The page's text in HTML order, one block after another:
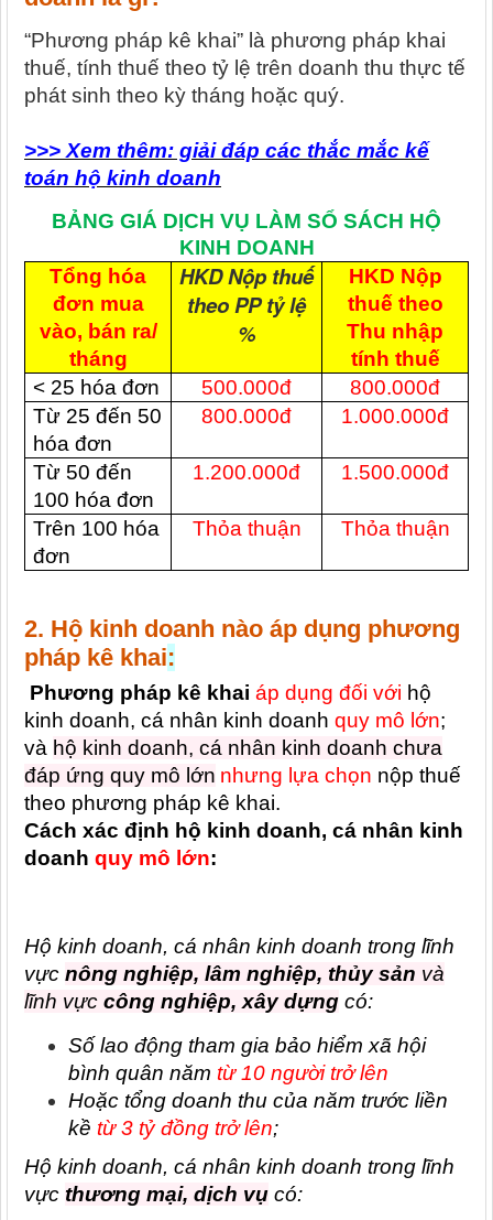
“Phương pháp kê khai” là phương pháp khai
thuế, tính thuế theo tỷ lệ trên doanh thu thực tế
phát sinh theo kỳ tháng hoặc quý.
>>> Xem thêm: giải đáp các thắc mắc kế
toán hộ kinh doanh
BẢNG GIÁ DỊCH VỤ LÀM SỔ SÁCH HỘ
KINH DOANH
Tổng hóa
đơn mua
vào, bán ra/
tháng
HKD Nộp thuế
theo PP tỷ lệ
%
HKD Nộp
thuế theo
Thu nhập
tính thuế
< 25 hóa đơn
500.000đ
800.000đ
Từ 25 đến 50
hóa đơn
800.000đ 1.000.000đ
Từ 50 đến
100 hóa đơn
1.200.000đ 1.500.000đ
Trên 100 hóa
đơn
Thỏa thuận Thỏa thuận
2. Hộ kinh doanh nào áp dụng phương
pháp kê khai:
Phương pháp kê khai áp dụng đối với hộ
kinh doanh, cá nhân kinh doanh quy mô lớn;
và hộ kinh doanh, cá nhân kinh doanh chưa
đáp ứng quy mô lớn nhưng lựa chọn nộp thuế
theo phương pháp kê khai.
Cách xác định hộ kinh doanh, cá nhân kinh
doanh quy mô lớn:
Hộ kinh doanh, cá nhân kinh doanh trong lĩnh
vực nông nghiệp, lâm nghiệp, thủy sản và
lĩnh vực công nghiệp, xây dựng có:
Số lao động tham gia bảo hiểm xã hội
bình quân năm từ 10 người trở lên
Hoặc tổng doanh thu của năm trước liền
kề từ 3 tỷ đồng trở lên;
Hộ kinh doanh, cá nhân kinh doanh trong lĩnh
vực thương mại, dịch vụ có: